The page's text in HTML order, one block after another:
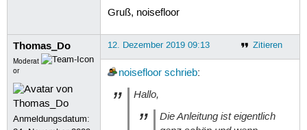
Gruß, noisefloor
Thomas_Do
Moderat
or
Anmeldungsdatum:
Zitieren
12. Dezember 2019 09:13
noisefloor schrieb:
Hallo,
Die Anleitung ist eigentlich